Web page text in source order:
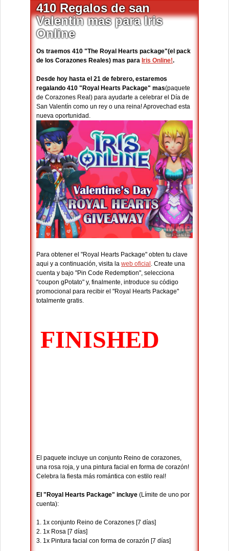
410 Regalos de san
Valentin mas para Iris
Online
Os traemos 410 "The Royal Hearts package"(el pack
de los Corazones Reales) mas para Iris Online!.
Desde hoy hasta el 21 de febrero, estaremos
regalando 410 "Royal Hearts Package" mas(paquete
de Corazones Real) para ayudarte a celebrar el Día de
San Valentín como un rey o una reina! Aprovechad esta
nueva oportunidad.
Para obtener el "Royal Hearts Package" obten tu clave
aqui y a continuación, visita la web oficial . Create una
cuenta y bajo "Pin Code Redemption", selecciona
"coupon gPotato" y, finalmente, introduce su código
promocional para recibir el "Royal Hearts Package"
totalmente gratis.
El paquete incluye un conjunto Reino de corazones,
una rosa roja, y una pintura facial en forma de corazón!
Celebra la fiesta más romántica con estilo real!
El "Royal Hearts Package" incluye (Límite de uno por
cuenta):
1. 1x conjunto Reino de Corazones [7 días]
2. 1x Rosa [7 días]
3. 1x Pintura facial con forma de corazón [7 días]